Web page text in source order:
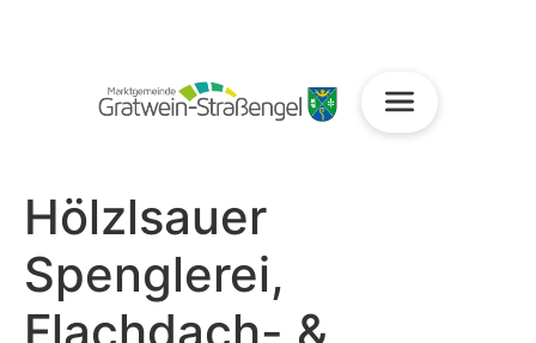
Hölzlsauer
Spenglerei,